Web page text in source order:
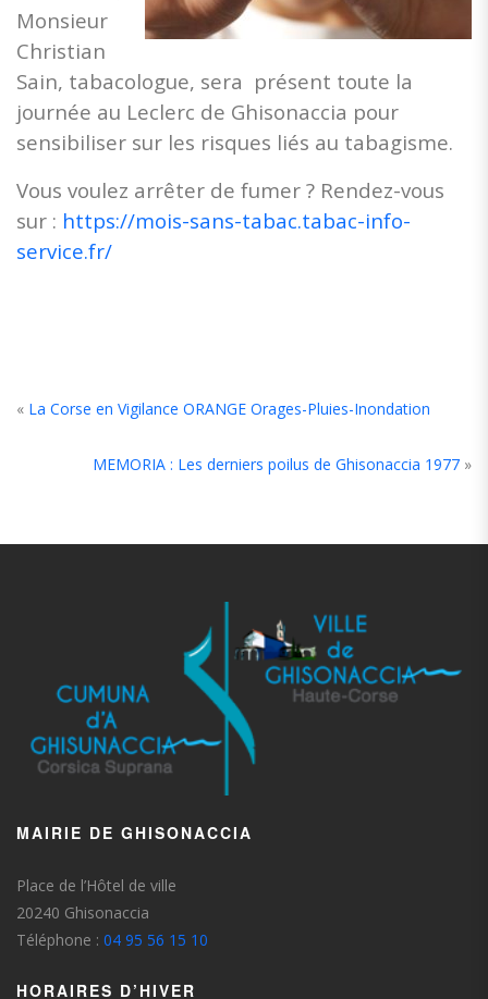
Monsieur
Christian
Sain, tabacologue, sera présent toute la
journée au Leclerc de Ghisonaccia pour
sensibiliser sur les risques liés au tabagisme.
Vous voulez arrêter de fumer ? Rendez-vous
sur : https://mois-sans-tabac.tabac-info-
service.fr/
« La Corse en Vigilance ORANGE Orages-Pluies-Inondation
MEMORIA : Les derniers poilus de Ghisonaccia 1977 »
MAIRIE DE GHISONACCIA
Place de l’Hôtel de ville
20240 Ghisonaccia
Téléphone : 04 95 56 15 10
HORAIRES D’HIVER